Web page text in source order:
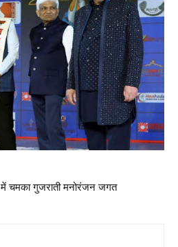
चमका गुजराती मनोरंजन जगत